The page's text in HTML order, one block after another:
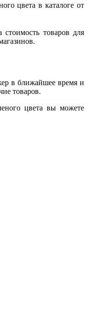
цвета в каталоге от
товаров для
в ближайшее время и
товаров.
цвета вы можете